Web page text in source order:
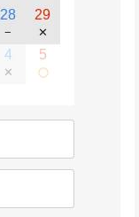
28
−
29
✕
4
✕
5